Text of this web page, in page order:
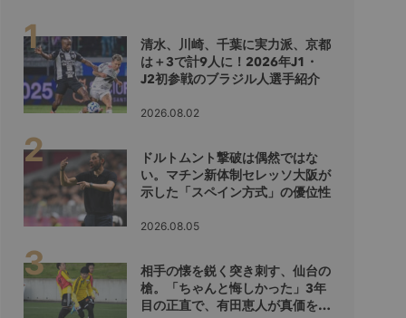
清水、川崎、千葉に実力派、京都
は＋3で計9人に！2026年J1・
J2初参戦のブラジル人選手紹介
2026.08.02
ドルトムント撃破は偶然ではな
い。マチン新体制セレッソ大阪が
示した「スペイン方式」の優位性
2026.08.05
相手の懐を鋭く突き刺す、仙台の
槍。「ちゃんと悔しかった」3年
目の正直で、有田恵人が真価を示